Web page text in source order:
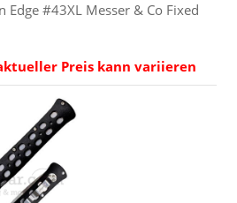
Edge #43XL Messer & Co Fixed
Preis kann variieren